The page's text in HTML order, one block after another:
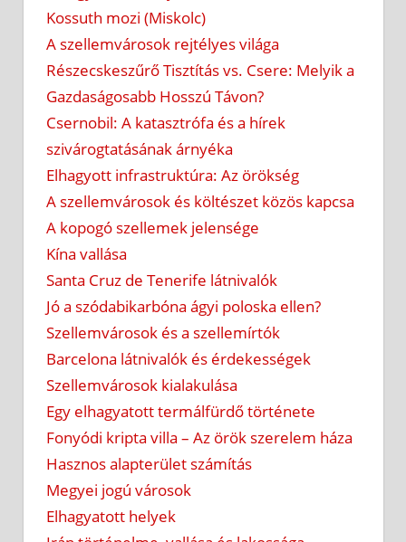
Kossuth mozi (Miskolc)
A szellemvárosok rejtélyes világa
Részecskeszűrő Tisztítás vs. Csere: Melyik a
Gazdaságosabb Hosszú Távon?
Csernobil: A katasztrófa és a hírek
szivárogtatásának árnyéka
Elhagyott infrastruktúra: Az örökség
A szellemvárosok és költészet közös kapcsa
A kopogó szellemek jelensége
Kína vallása
Santa Cruz de Tenerife látnivalók
Jó a szódabikarbóna ágyi poloska ellen?
Szellemvárosok és a szellemírtók
Barcelona látnivalók és érdekességek
Szellemvárosok kialakulása
Egy elhagyatott termálfürdő története
Fonyódi kripta villa – Az örök szerelem háza
Hasznos alapterület számítás
Megyei jogú városok
Elhagyatott helyek